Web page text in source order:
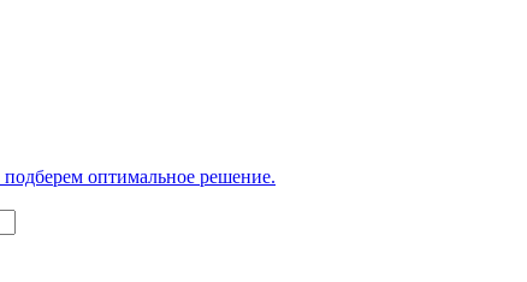
оптимальное решение.